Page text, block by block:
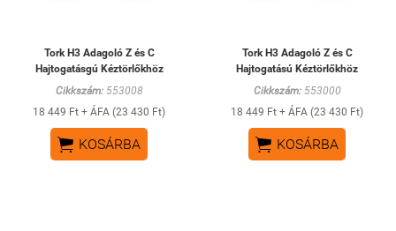
Tork H3 Adagoló Z és C
Hajtogatásgú Kéztörlőkhöz
Cikkszám:553008
18 449 Ft + ÁFA (23 430 Ft)
 KOSÁRBA
Tork H3 Adagoló Z és C
Hajtogatású Kéztörlőkhöz
Cikkszám:553000
18 449 Ft + ÁFA (23 430 Ft)
 KOSÁRBA